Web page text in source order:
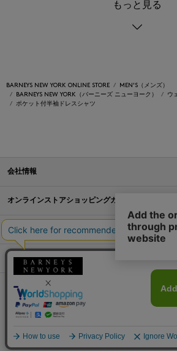
もっと見る
BARNEYS NEW YORK ONLINE STORE
MEN'S（メンズ）
BARNEYS NEW YORK（バーニーズ ニューヨーク）
ウ
ポケット付半袖ドレスシャツ
会社情報
オンラインストアショッピングガイド
店舗情報
サービス
BLOG
Barneys Japan. all rights